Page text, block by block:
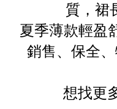
質，裙
夏季薄款輕盈
銷售、保全
想找更